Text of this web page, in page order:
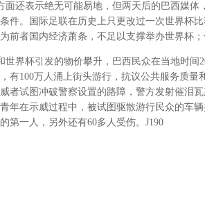
面还表示绝无可能易地，但两天后的巴西媒体
件。国际足联在历史上只更改过一次世界杯
前者国内经济萧条，不足以支撑举办世界杯
世界杯引发的物价攀升，巴西民众在当地时间
有100万人涌上街头游行，抗议公共服务质
者试图冲破警察设置的路障，警方发射催泪
年在示威过程中，被试图驱散游行民众的车
第一人，另外还有60多人受伤。J190